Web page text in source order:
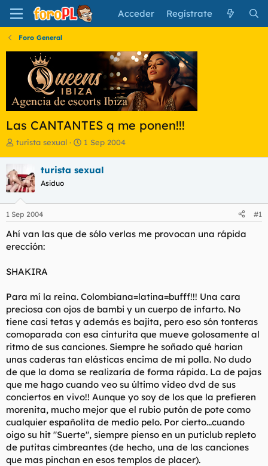
Acceder Regístrate
Foro General
Las CANTANTES q me ponen!!!
I
c
i
a
d
o
d
e
t
a
turista sexual
F
h
e
i
1 Sep 2004
turista sexual
Asiduo
1 Sep 2004 #1
Ahí van las que de sólo verlas me provocan una rápida
erección:
SHAKIRA
Para mí la reina. Colombiana=latina=bufff!!! Una cara
preciosa con ojos de bambi y un cuerpo de infarto. No
tiene casi tetas y además es bajita, pero eso són tonteras
comoparada con esa cinturita que mueve golosamente al
ritmo de sus canciones. Siempre he soñado qué harian
unas caderas tan elásticas encima de mi polla. No dudo
de que la doma se realizaría de forma rápida. La de pajas
que me hago cuando veo su último video dvd de sus
conciertos en vivo!! Aunque yo soy de los que la prefieren
morenita, mucho mejor que el rubio putón de pote como
cualquier españolita de medio pelo. Por cierto...cuando
oigo su hit "Suerte", siempre pienso en un puticlub repleto
de putitas cimbreantes (de hecho, una de las canciones
que mas pinchan en esos templos de placer).